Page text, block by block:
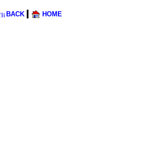
BACK l HOME